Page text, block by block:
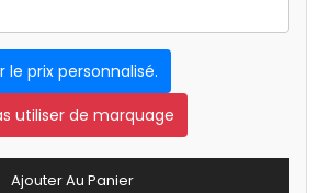
le prix personnalisé.
utiliser de marquage
Ajouter Au Panier